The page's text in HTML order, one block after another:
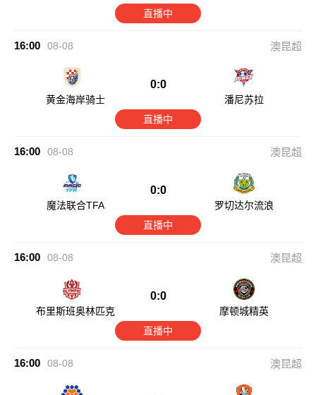
直播中
16:00 08-08 澳昆超
黄金海岸骑士
0:0
潘尼苏拉
直播中
16:00 08-08 澳昆超
魔法联合TFA
0:0
罗切达尔流浪
直播中
16:00 08-08 澳昆超
布里斯班奥林匹克
0:0
摩顿城精英
直播中
16:00 08-08 澳昆超